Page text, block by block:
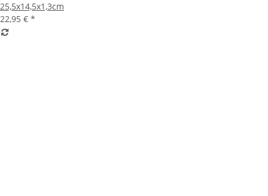
25,5x14,5x1,3cm
22,95 € *